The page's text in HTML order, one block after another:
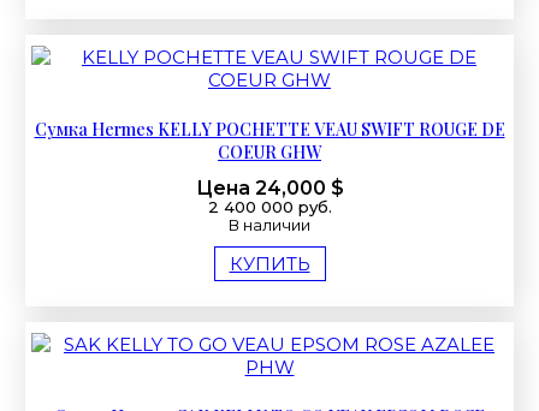
Сумка Hermes KELLY POCHETTE VEAU SWIFT ROUGE DE
COEUR GHW
Цена 24,000 $
2 400 000 руб.
В наличии
КУПИТЬ